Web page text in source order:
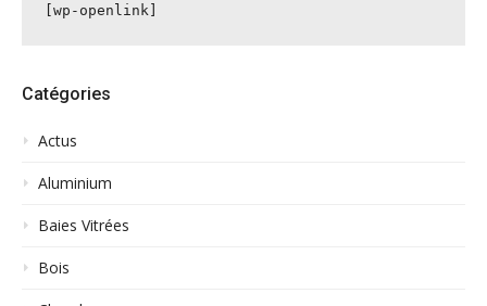
[wp-openlink]
Catégories
Actus
Aluminium
Baies Vitrées
Bois